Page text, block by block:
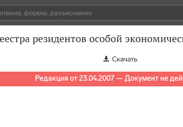
резидентов особой
Скачать
Редакция от 23.04.2007 — Документ не